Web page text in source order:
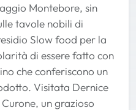
Montebore, sin
tavole nobili di
Slow food per la
di essere fatto con
che conferiscono un
Visitata Dernice
un grazioso